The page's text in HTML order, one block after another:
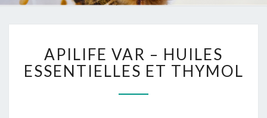
VAR
–
HUILES
ESSENTIELLES
APILIFE VAR – HUILES
ESSENTIELLES ET THYMOL